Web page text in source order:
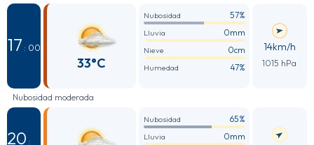
17 : 00
33°C
Nubosidad 57%
Lluvia 0mm
Nieve 0cm
Humedad 47%
14km/h
1015 hPa
Nubosidad moderada
20 :
Nubosidad 65%
Lluvia 0mm